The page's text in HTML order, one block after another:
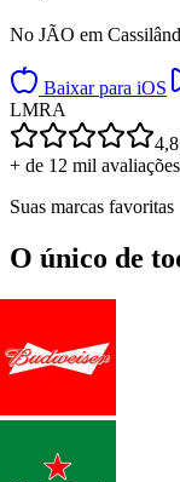
No JÃO em
Baixar para iOS
LMRA
4,8
+ de 12 mil avaliações
Suas marcas favoritas
O único de